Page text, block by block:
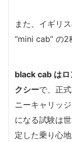
また、イギリ
“mini cab” の2
black cab はロ
クシーで、正
ニーキャリッ
になる試験は
定した乗り心